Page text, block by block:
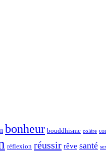
bonheur bouddhisme colère
réflexion réussir rêve santé